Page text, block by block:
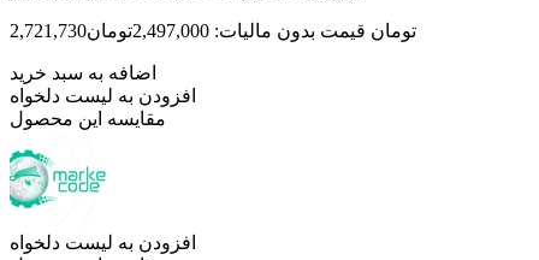
2,721,730تومان قیمت بدون مالیات: 2,497,000تومان
اضافه به سبد خرید
افزودن به لیست دلخواه
مقایسه این محصول
افزودن به لیست دلخواه